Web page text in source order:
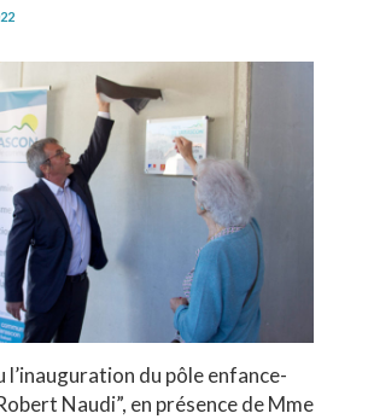
l’inauguration du pôle enfance-
Naudi”, en présence de Mme